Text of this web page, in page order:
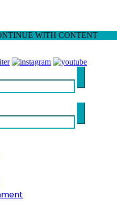
WITH CONTENT